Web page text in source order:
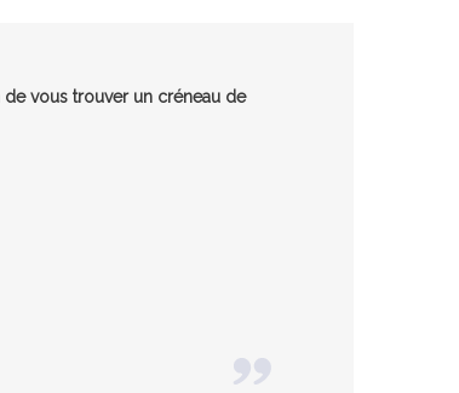
vous trouver un créneau de